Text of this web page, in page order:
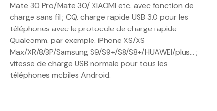
Mate 30 Pro/Mate 30/ XIAOMI etc. avec fonction de
charge sans fil ; CQ. charge rapide USB 3.0 pour les
téléphones avec le protocole de charge rapide
Qualcomm. par exemple. iPhone XS/XS
Max/XR/8/8P/Samsung S9/S9+/S8/S8+/HUAWEI/plus… ;
vitesse de charge USB normale pour tous les
téléphones mobiles Android.